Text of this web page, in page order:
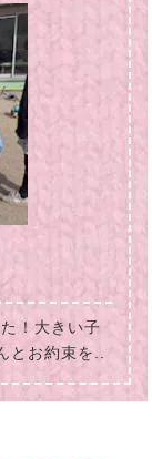
！大きい子
とお約束を..